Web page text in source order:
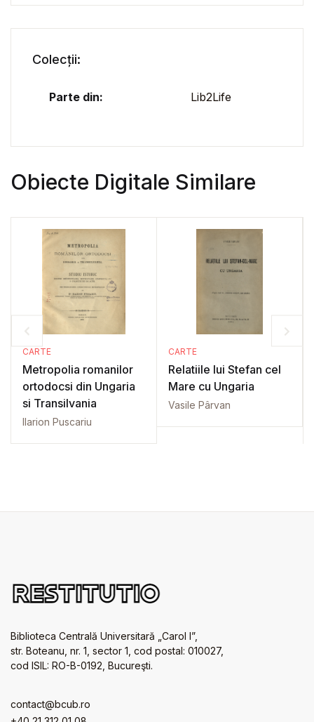
Colecții:
Parte din: Lib2Life
Obiecte Digitale Similare
CARTE
Metropolia romanilor
ortodocsi din Ungaria
si Transilvania
Ilarion Puscariu
CARTE
Relatiile lui Stefan cel
Mare cu Ungaria
Vasile Pârvan
Biblioteca Centrală Universitară „Carol I”,
str. Boteanu, nr. 1, sector 1, cod postal: 010027,
cod ISIL: RO-B-0192, Bucureşti.
contact@bcub.ro